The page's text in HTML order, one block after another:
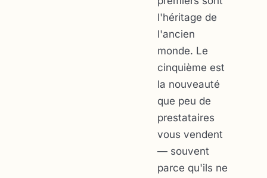
l'héritage de
l'ancien
monde. Le
cinquième est
la nouveauté
que peu de
prestataires
vous vendent
— souvent
parce qu'ils ne